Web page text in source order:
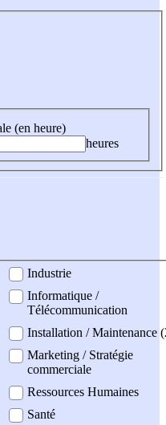
(en heure)
heures
Industrie
Informatique /
Télécommunication
Installation / Maintenance
Marketing / Stratégie
commerciale
Ressources Humaines
Santé